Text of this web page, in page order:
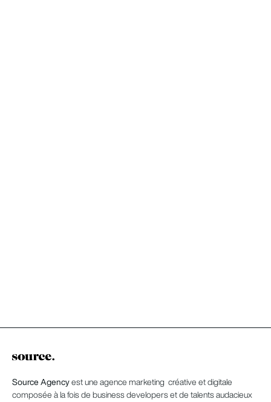
Source Agency est une agence marketing créative et digitale
composée à la fois de business developers et de talents audacieux